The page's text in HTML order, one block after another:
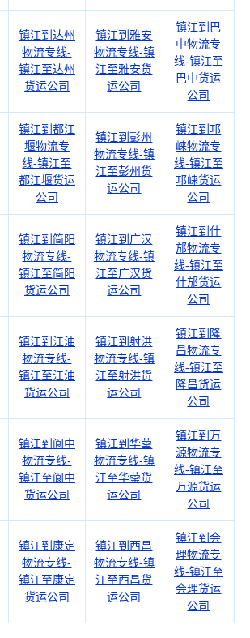
镇江到达州
物流专线-
镇江至达州
货运公司
镇江到雅安
物流专线-镇
江至雅安货
运公司
镇江到巴
中物流专
线-镇江至
巴中货运
公司
镇江到都江
堰物流专
线-镇江至
都江堰货运
公司
镇江到彭州
物流专线-镇
江至彭州货
运公司
镇江到邛
崃物流专
线-镇江至
邛崃货运
公司
镇江到简阳
物流专线-
镇江至简阳
货运公司
镇江到广汉
物流专线-镇
江至广汉货
运公司
镇江到什
邡物流专
线-镇江至
什邡货运
公司
镇江到江油
物流专线-
镇江至江油
货运公司
镇江到射洪
物流专线-镇
江至射洪货
运公司
镇江到隆
昌物流专
线-镇江至
隆昌货运
公司
镇江到阆中
物流专线-
镇江至阆中
货运公司
镇江到华蓥
物流专线-镇
江至华蓥货
运公司
镇江到万
源物流专
线-镇江至
万源货运
公司
镇江到康定
物流专线-
镇江至康定
货运公司
镇江到西昌
物流专线-镇
江至西昌货
运公司
镇江到会
理物流专
线-镇江至
会理货运
公司